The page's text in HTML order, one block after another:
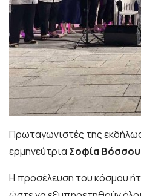
Πρωταγωνιστές της
ερμηνεύτρια Σοφία Βόσσου
Η προσέλευση του κόσμου